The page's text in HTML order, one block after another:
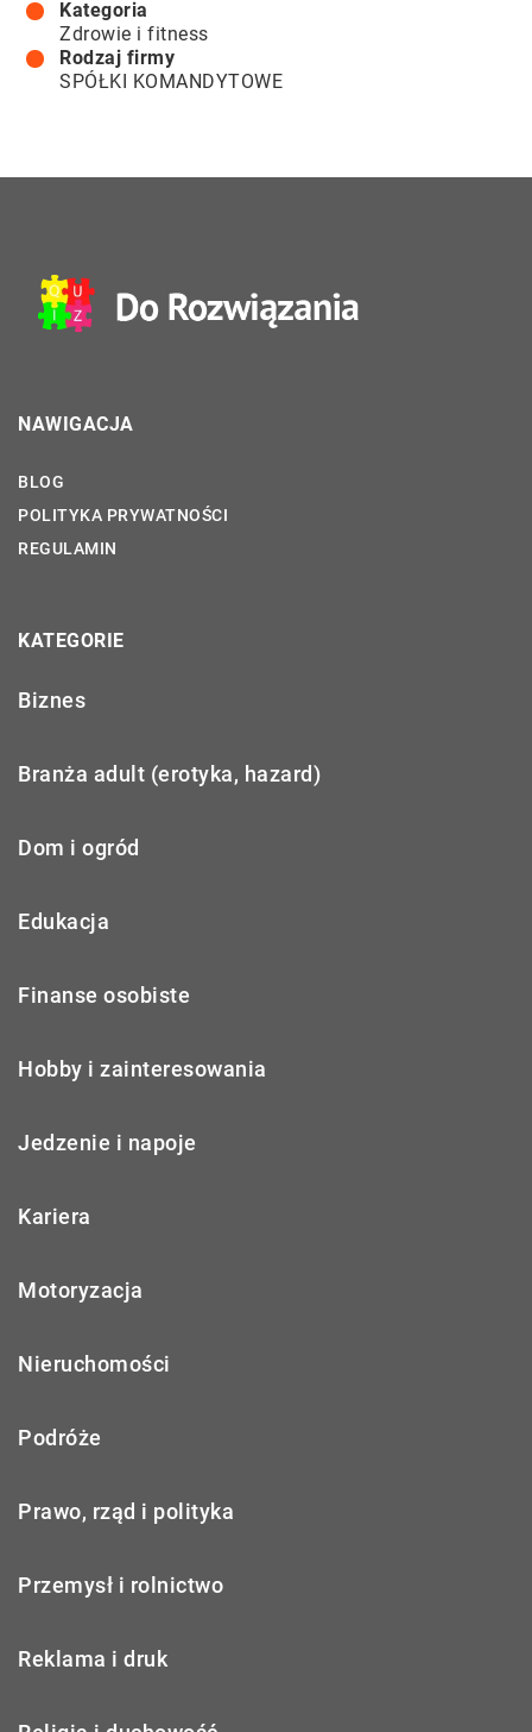
Kategoria
Zdrowie i fitness
Rodzaj firmy
SPÓŁKI KOMANDYTOWE
NAWIGACJA
BLOG
POLITYKA PRYWATNOŚCI
REGULAMIN
KATEGORIE
Biznes
Branża adult (erotyka, hazard)
Dom i ogród
Edukacja
Finanse osobiste
Hobby i zainteresowania
Jedzenie i napoje
Kariera
Motoryzacja
Nieruchomości
Podróże
Prawo, rząd i polityka
Przemysł i rolnictwo
Reklama i druk